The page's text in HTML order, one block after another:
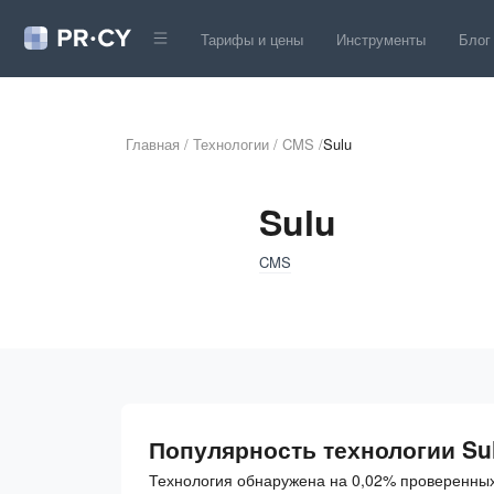
Тарифы и цены Инструменты Блог
Главная / Технологии / CMS /Sulu
Sulu
CMS
Популярность технологии
Технология обнаружена на 0,02%